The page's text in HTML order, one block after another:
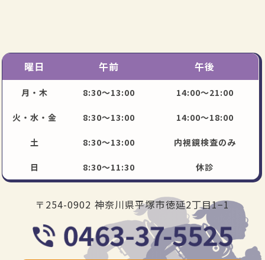
曜日 午前 午後
月・木 8:30～13:00 14:00～21:00
火・水・金 8:30～13:00 14:00～18:00
土 8:30～13:00 内視鏡検査のみ
日 8:30～11:30 休診
〒254-0902 神奈川県平塚市徳延2丁目1−1